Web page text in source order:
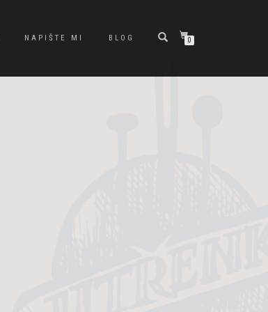
NAPIŠTE MI BLOG 0